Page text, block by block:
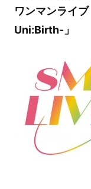
ワンマンライ
Uni:Birth-」